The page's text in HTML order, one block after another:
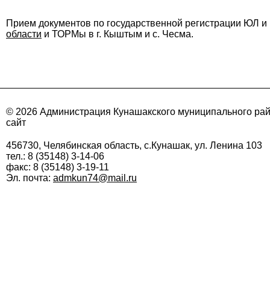
Прием документов по государственной регистрации ЮЛ
области и ТОРМы в г. Кыштым и с. Чесма.
© 2026 Администрация Кунашакского муниципального
сайт
456730, Челябинская область, с.Кунашак, ул. Ленина 103
тел.: 8 (35148) 3-14-06
факс: 8 (35148) 3-19-11
Эл. почта: admkun74@mail.ru